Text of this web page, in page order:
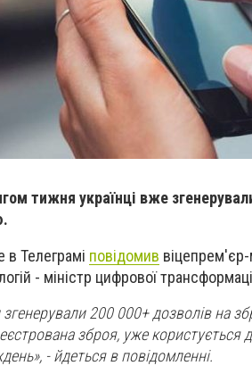
тижня українці вже
в Телеграмі повідомив віцепрем'єр-
- міністр цифрової
згенерували 200 000+ дозволів на
зброя, уже користується
- йдеться в повідомленні.